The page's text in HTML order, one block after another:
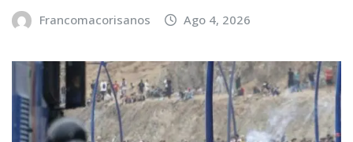
Francomacorisanos Ago 4, 2026